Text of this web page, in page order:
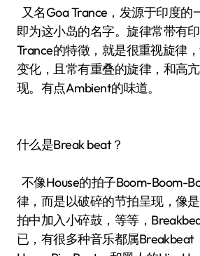
又名Goa Trance，发源于印度的
即为这小岛的名字。旋律常带有
Trance的特徵，就是很重视旋律
变化，且常有重叠的旋律，和高
现。有点Ambient的味道。
什么是Break beat？
不像House的拍子Boom-Boom-
律，而是以破碎的节拍呈现，像
拍中加入小碎鼓，等等，
已，有很多种音乐都属